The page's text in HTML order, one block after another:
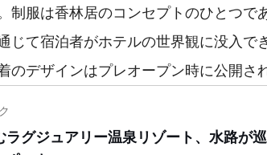
制服は香林居のコンセプトのひとつで
じて宿泊者がホテルの世界観に没入で
のデザインはプレオープン時に公開さ
ラグジュアリー温泉リゾート、水路が